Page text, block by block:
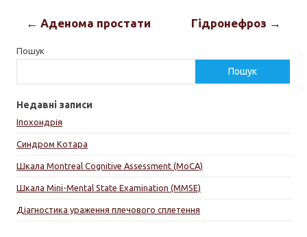
← Аденома простати Гідронефроз →
Пошук
Пошук
Недавні записи
Іпохондрія
Синдром Котара
Шкала Montreal Cognitive Assessment (MoCA)
Шкала Mini-Mental State Examination (MMSE)
Діагностика ураження плечового сплетення